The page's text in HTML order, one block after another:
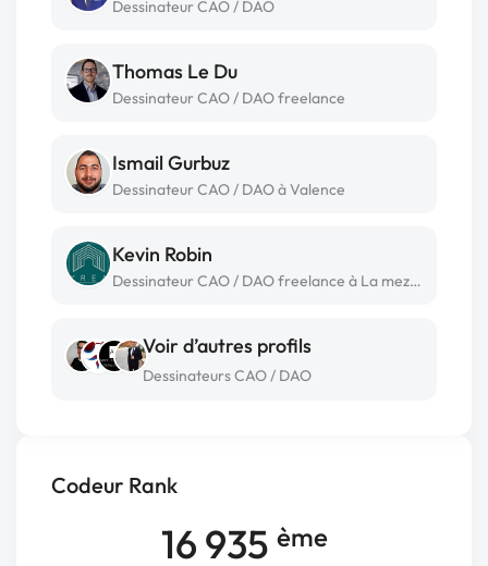
Codeur Rank
16 935 ème
Dessinateur CAO / DAO
Thomas Le Du
Dessinateur CAO / DAO freelance
Ismail Gurbuz
Dessinateur CAO / DAO à Valence
Kevin Robin
Dessinateur CAO / DAO freelance à La meziere
Voir d’autres profils
Dessinateurs CAO / DAO